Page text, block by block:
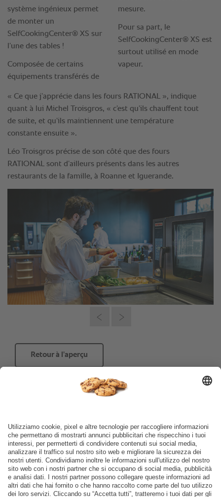
« Ce que j’apprécie dans les fours RATIONAL », indique
quant à lui Michel Troisgros, « c’est qu’ils chauffent tout
de suite, et qu’ils maintiennent une température
constante ensuite ».
Léo Troisgros précise de son côté que des fours
RATIONAL sont d’ailleurs présents dans les autres
restaurants de la famille, à Roanne et Iguerande.
Retour à l’aperçu